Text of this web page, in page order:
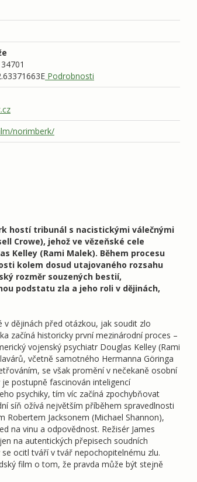
34701
Podrobnosti
norimberk/
hostí tribunál s nacistickými válečnými
Crowe), jehož ve vězeňské cele
Kelley (Rami Malek). Během procesu
kolem dosud utajovaného rozsahu
rozměr souzených bestií,
podstatu zla a jeho roli v dějinách,
v dějinách před otázkou, jak soudit zlo
začíná historicky první mezinárodní proces –
vojenský psychiatr Douglas Kelley (Rami
včetně samotného Hermanna Göringa
se však promění v nečekaně osobní
postupně fascinován inteligencí
psychiky, tím víc začíná zpochybňovat
síň ožívá největším příběhem spravedlnosti
Robertem Jacksonem (Michael Shannon),
na vinu a odpovědnost. Režisér James
na autentických přepisech soudních
ocitl tváří v tvář nepochopitelnému zlu.
film o tom, že pravda může být stejně